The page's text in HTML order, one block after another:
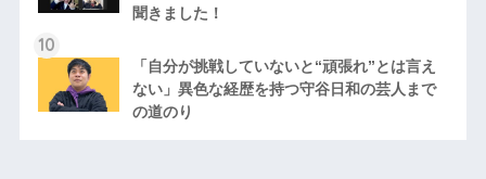
聞きました！
「自分が挑戦していないと“頑張れ”とは言え
ない」異色な経歴を持つ守谷日和の芸人まで
の道のり